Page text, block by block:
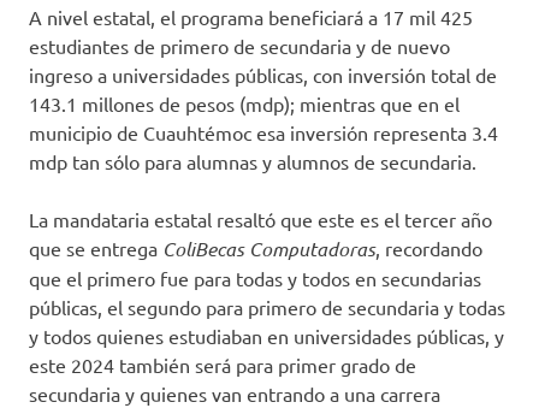
A nivel estatal, el programa beneficiará a 17 mil 425
estudiantes de primero de secundaria y de nuevo
ingreso a universidades públicas, con inversión total de
143.1 millones de pesos (mdp); mientras que en el
municipio de Cuauhtémoc esa inversión representa 3.4
mdp tan sólo para alumnas y alumnos de secundaria.
La mandataria estatal resaltó que este es el tercer año
que se entrega ColiBecas Computadoras, recordando
que el primero fue para todas y todos en secundarias
públicas, el segundo para primero de secundaria y todas
y todos quienes estudiaban en universidades públicas, y
este 2024 también será para primer grado de
secundaria y quienes van entrando a una carrera